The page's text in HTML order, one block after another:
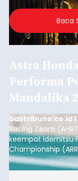
Baca
Astra
Performa
Mandalika
balitribune.co.id
Racing Team
keempat Idemitsu
Championship
berlangsung di
International